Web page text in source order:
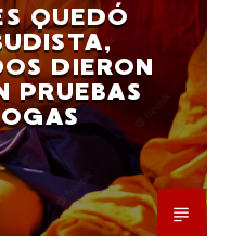
QUEDÓ
DIERON
PRUEBAS